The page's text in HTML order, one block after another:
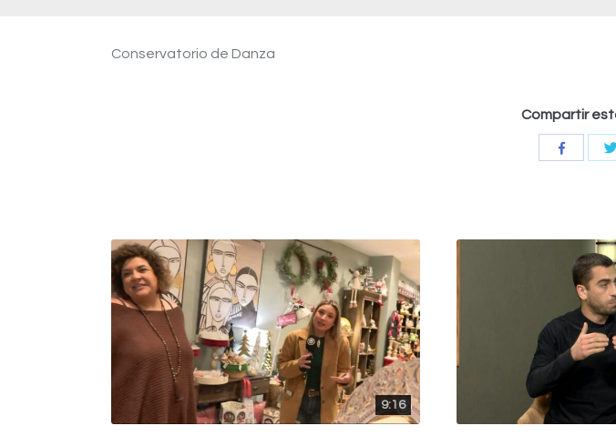
Conservatorio de Danza
Compartir
Compartir
9:16